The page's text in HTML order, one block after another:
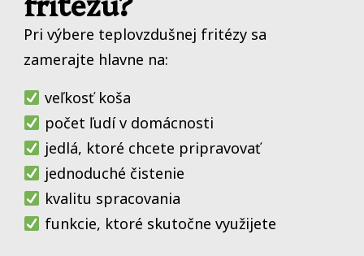
Pri výbere teplovzdušnej fritézy sa
zamerajte hlavne na:
veľkosť koša
počet ľudí v domácnosti
jedlá, ktoré chcete pripravovať
jednoduché čistenie
kvalitu spracovania
funkcie, ktoré skutočne využijete